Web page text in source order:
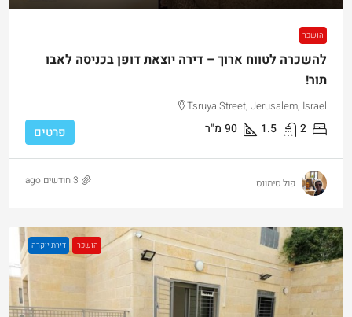
הושכר
להשכרה לטווח ארוך – דירה יוצאת דופן בכניסה לאבו
תור!
Tsruya Street, Jerusalem, Israel
2
1.5
90 מ"ר פרטים
פול סימונס 3 חודשים ago
הושכר דירת יוקרה